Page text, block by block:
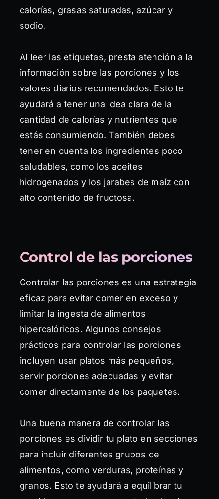
calorías, grasas saturadas, azúcar y
sodio.
Al leer las etiquetas, presta atención a la
información sobre las porciones y los
valores diarios recomendados. Esto te
ayudará a tener una idea clara de la
cantidad de calorías y nutrientes que
estás consumiendo. También debes
tener en cuenta los ingredientes poco
saludables, como los aceites
hidrogenados y los jarabes de maíz con
alto contenido de fructosa.
Control de las porciones
Controlar las porciones es una estrategia
eficaz para evitar comer en exceso y
limitar la ingesta de alimentos
hipercalóricos. Algunos consejos
prácticos para controlar las porciones
incluyen usar platos más pequeños,
servir porciones adecuadas y evitar
comer directamente de los paquetes.
Una buena manera de controlar las
porciones es dividir tu plato en secciones
para incluir diferentes grupos de
alimentos, como verduras, proteínas y
granos. Esto te ayudará a equilibrar tu